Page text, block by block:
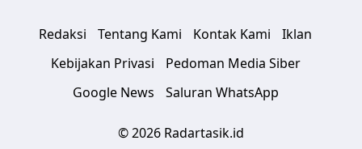
Redaksi Tentang Kami Kontak Kami
Iklan
Kebijakan Privasi
Pedoman Media Siber
Google News
Saluran WhatsApp
© 2026 Radartasik.id